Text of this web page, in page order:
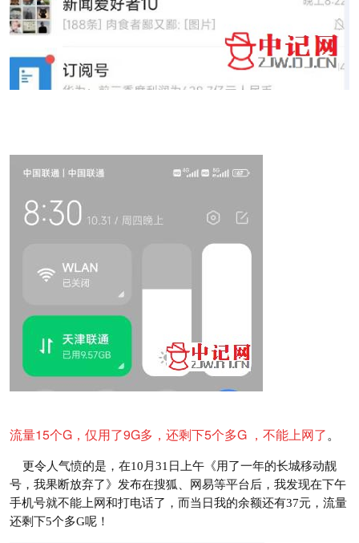
流量15个G，仅用了9G多，还剩下5个多G ，不能上网了。
更令人气愤的是，在10月31日上午《用了一年的长城移动靓
号，我果断放弃了》发布在搜狐、网易等平台后，我发现在下午
手机号就不能上网和打电话了，而当日我的余额还有37元，流量
还剩下5个多G呢！